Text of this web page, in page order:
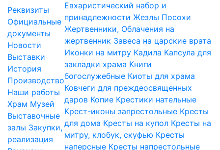
Реквизиты
Официальные
документы
Новости
Выставки
История
Производство
Наши работы
Храм Музей
Выставочные
залы Закупки,
реализация
Евхаристический набор и
принадлежности Жезлы Посохи
Жертвенники, Облачения на
жертвенник Завеса на царские врата
Иконки на митру Кадила Капсула для
закладки храма Книги
богослужебные Киоты для храма
Ковчеги для преждеосвященных
даров Копие Крестики нательные
Крест-иконы запрестольные Кресты
для дома Кресты на купол Кресты на
митру, клобук, скуфью Кресты
наперсные Кресты напрестольные